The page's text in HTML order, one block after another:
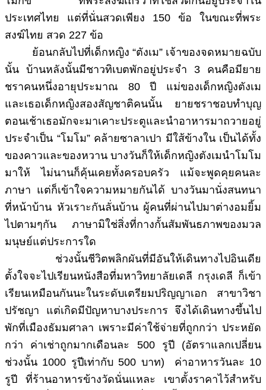
ประเทศไทย แต่ที่นั่นสวดเพียง 150 ข้อ ในขณะที่พระ
สงฆ์ไทย สวด 227 ข้อ
ย้อนกลับไปที่เด็กหญิง “ตังเม” เจ้าของจดหมายฉบับ
นั้น บ้านหลังนั้นมีชาวทิเบตพักอยู่ประจำ 3 คนคือมียาย
ชราคนหนึ่งอายุประมาณ 80 ปี แม่ของเด็กหญิงตังเม
และเธอเด็กหญิงสองสัญชาติคนนั้น ยายชราชอบทำบุญ
ตอนเช้าเธอมักจะมาเคาะประตูและนำอาหารมาถวายอยู่
ประจำเป็น “โมโม” คล้ายซาลาเปา มีใส้ข้างใน เป็นได้ทั้ง
ของคาวและของหวาน บางวันก็ให้เด็กหญิงตังเมนำโมโม
มาให้ ไม่นานก็คุ้นเคยทั้งครอบครัว แม้จะพูดคุยคนละ
ภาษา แต่ก็เข้าใจความหมายกันได้ บางวันมานั่งสนทนา
ที่หน้าบ้าน หัวเราะกันลั่นบ้าน ผู้คนที่ผ่านไปมาต่างอมยิ้ม
ไปตามๆกัน ภาษามิใช่สิ่งที่กางกั้นสัมพันธภาพของมวล
มนุษย์แต่ประการใด
ช่วงนั้นชีวิตพลิกผันที่มีอันให้เดินทางไปอินเดีย
ตั้งใจจะไปเรียนหนังสือที่มหาวิทยาลัยเดลี กรุงเดลี ก็เข้า
เรียนเหมือนกันนะในระดับเตรียมปริญญาเอก สาขาวิชา
ปรัชญา แต่เกิดมีปัญหาบางประการ จึงได้เดินทางขึ้นไป
พักที่เมืองธัมมศาลา เพราะมีค่าใช้จ่ายที่ถูกกว่า ประหยัด
กว่า ค่าเช่าถูกมากเดือนละ 500 รูปี (อัตราแลกเปลี่ยน
ช่วงนั้น 1000 รูปีเท่ากับ 500 บาท) ค่าอาหารวันละ 10
รูปี ที่ร้านอาหารข้างวัดนั่นแหละ เขาตั้งราคาไว้สำหรับ